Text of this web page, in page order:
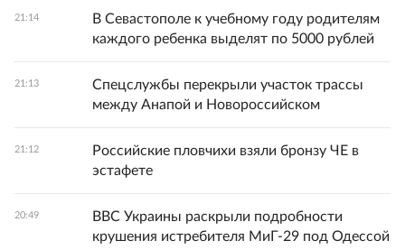
21:14
В Севастополе к учебному году родителям
каждого ребенка выделят по 5000 рублей
21:13
Спецслужбы перекрыли участок трассы
между Анапой и Новороссийском
21:12
Российские пловчихи взяли бронзу ЧЕ в
эстафете
20:49
ВВС Украины раскрыли подробности
крушения истребителя МиГ-29 под Одессой